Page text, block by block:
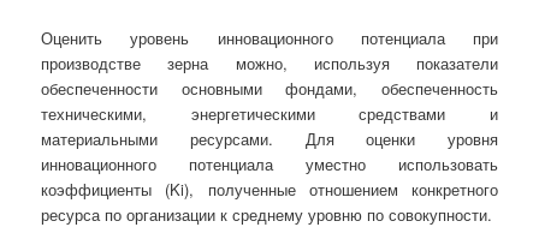
Оценить уровень инновационного потенциала при
производстве зерна можно, используя показатели
обеспеченности основными фондами, обеспеченность
техническими, энергетическими средствами и
материальными ресурсами. Для оценки уровня
инновационного потенциала уместно использовать
коэффициенты (Ki), полученные отношением конкретного
ресурса по организации к среднему уровню по совокупности.